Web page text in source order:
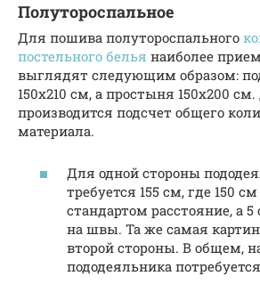
Полутороспальное
Для пошива полутороспального
постельного белья наиболее
выглядят следующим образом:
150х210 см, а простыня 150х200
производится подсчет общего
материала.
Для одной стороны
требуется 155 см, где 150
стандартом расстояние, а
на швы. Та же самая
второй стороны. В общем,
пододеяльника